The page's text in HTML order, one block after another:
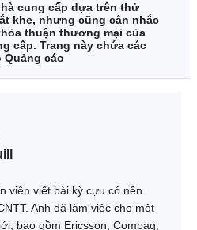
cung cấp dựa trên thử
khe, nhưng cũng cân nhắc
thuận thương mại của
cấp. Trang này chứa các
Quảng cáo
viên viết bài kỳ cựu có nền
Anh đã làm việc cho một
bao gồm Ericsson, Compaq,